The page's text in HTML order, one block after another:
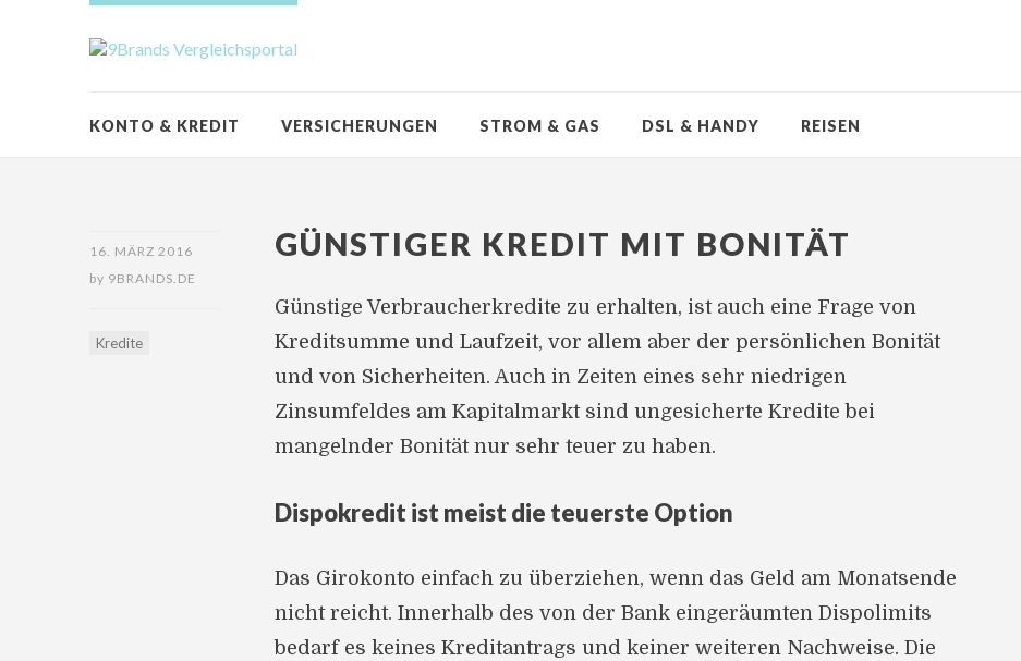
KONTO & KREDIT VERSICHERUNGEN STROM & GAS DSL & HANDY REISEN
16. MÄRZ 2016
by 9BRANDS.DE
Kredite
GÜNSTIGER KREDIT MIT BONITÄT
Günstige Verbraucherkredite zu erhalten, ist auch eine Frage von
Kreditsumme und Laufzeit, vor allem aber der persönlichen Bonität
und von Sicherheiten. Auch in Zeiten eines sehr niedrigen
Zinsumfeldes am Kapitalmarkt sind ungesicherte Kredite bei
mangelnder Bonität nur sehr teuer zu haben.
Dispokredit ist meist die teuerste Option
Das Girokonto einfach zu überziehen, wenn das Geld am Monatsende
nicht reicht. Innerhalb des von der Bank eingeräumten Dispolimits
bedarf es keines Kreditantrags und keiner weiteren Nachweise. Die